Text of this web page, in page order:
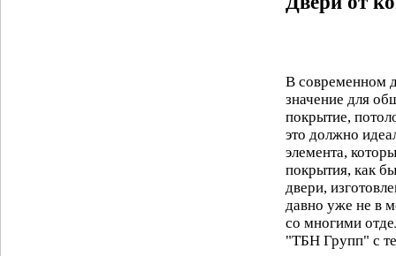
В современном
значение для
покрытие,
это должно
элемента,
покрытия, как
двери,
давно уже не в
со многими
"ТБН Групп" с